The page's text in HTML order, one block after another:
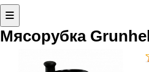
Мясорубка